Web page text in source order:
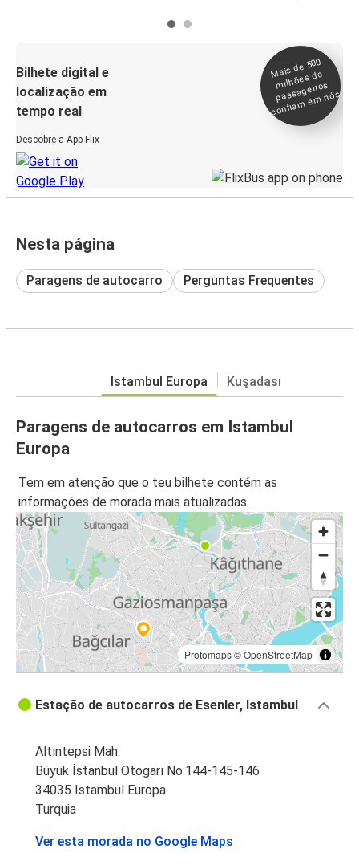
Bilhete digital e
localização em
tempo real
Descobre a App Flix
Mais de 500
milhões de
passageiros
confia
m e
m nós
Nesta página
Paragens de autocarro Perguntas Frequentes
Istambul Europa Kuşadası
Paragens de autocarros em Istambul
Europa
Tem em atenção que o teu bilhete contém as
informações de morada mais atualizadas.
Protomaps©OpenStreetMap
Estação de autocarros de Esenler, Istambul
Altıntepsi Mah.
Büyük İstanbul Otogarı No:144-145-146
34035 Istambul Europa
Turquia
Ver esta morada no Google Maps